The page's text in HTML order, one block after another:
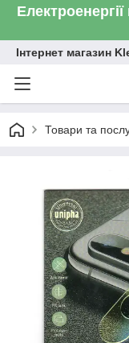
Інтернет магазин
Товари та